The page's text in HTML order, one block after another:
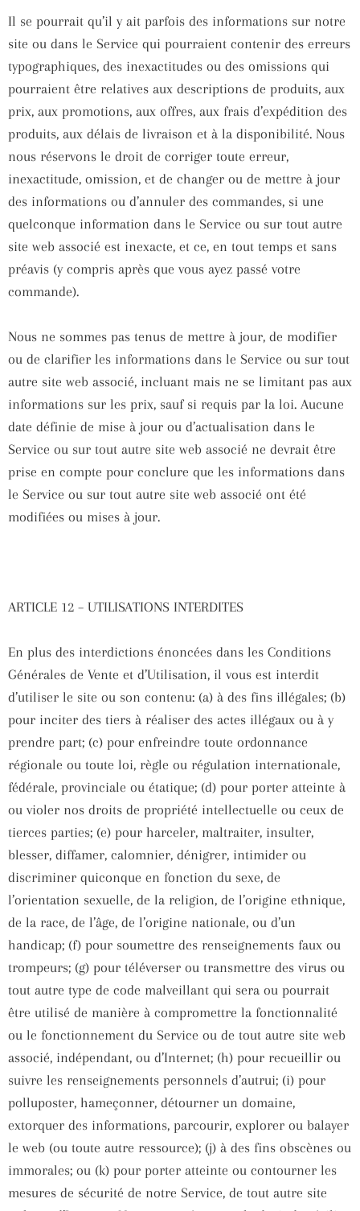
Il se pourrait qu’il y ait parfois des informations sur notre
site ou dans le Service qui pourraient contenir des erreurs
typographiques, des inexactitudes ou des omissions qui
pourraient être relatives aux descriptions de produits, aux
prix, aux promotions, aux offres, aux frais d’expédition des
produits, aux délais de livraison et à la disponibilité. Nous
nous réservons le droit de corriger toute erreur,
inexactitude, omission, et de changer ou de mettre à jour
des informations ou d’annuler des commandes, si une
quelconque information dans le Service ou sur tout autre
site web associé est inexacte, et ce, en tout temps et sans
préavis (y compris après que vous ayez passé votre
commande).
Nous ne sommes pas tenus de mettre à jour, de modifier
ou de clarifier les informations dans le Service ou sur tout
autre site web associé, incluant mais ne se limitant pas aux
informations sur les prix, sauf si requis par la loi. Aucune
date définie de mise à jour ou d’actualisation dans le
Service ou sur tout autre site web associé ne devrait être
prise en compte pour conclure que les informations dans
le Service ou sur tout autre site web associé ont été
modifiées ou mises à jour.
ARTICLE 12 – UTILISATIONS INTERDITES
En plus des interdictions énoncées dans les Conditions
Générales de Vente et d’Utilisation, il vous est interdit
d’utiliser le site ou son contenu: (a) à des fins illégales; (b)
pour inciter des tiers à réaliser des actes illégaux ou à y
prendre part; (c) pour enfreindre toute ordonnance
régionale ou toute loi, règle ou régulation internationale,
fédérale, provinciale ou étatique; (d) pour porter atteinte à
ou violer nos droits de propriété intellectuelle ou ceux de
tierces parties; (e) pour harceler, maltraiter, insulter,
blesser, diffamer, calomnier, dénigrer, intimider ou
discriminer quiconque en fonction du sexe, de
l’orientation sexuelle, de la religion, de l’origine ethnique,
de la race, de l’âge, de l’origine nationale, ou d’un
handicap; (f) pour soumettre des renseignements faux ou
trompeurs; (g) pour téléverser ou transmettre des virus ou
tout autre type de code malveillant qui sera ou pourrait
être utilisé de manière à compromettre la fonctionnalité
ou le fonctionnement du Service ou de tout autre site web
associé, indépendant, ou d’Internet; (h) pour recueillir ou
suivre les renseignements personnels d’autrui; (i) pour
polluposter, hameçonner, détourner un domaine,
extorquer des informations, parcourir, explorer ou balayer
le web (ou toute autre ressource); (j) à des fins obscènes ou
immorales; ou (k) pour porter atteinte ou contourner les
mesures de sécurité de notre Service, de tout autre site